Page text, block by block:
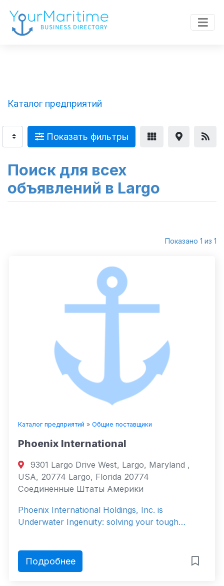
Каталог предприятий
Показать фильтры
Поиск для всех
объявлений в Largo
Показано 1 из 1
Каталог предприятий » Общие поставщики
Phoenix International
9301 Largo Drive West, Largo, Maryland ,
USA, 20774 Largo, Florida 20774
Соединенные Штаты Америки
Phoenix International Holdings, Inc. is
Underwater Ingenuity: solving your tough…
Подробнее